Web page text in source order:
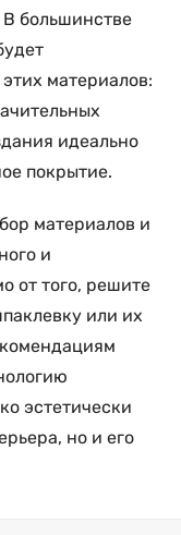
В большинстве
материалов:
идеально
покрытие.
материалов и
и
от того, решите
или их
эстетически
но и его